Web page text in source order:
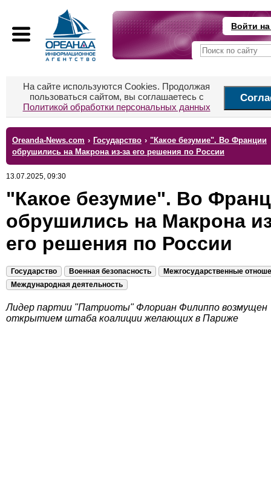
Войти
На сайте используются Cookies. Продолжая
пользоваться сайтом, вы соглашаетесь с
Политикой обработки персональных данных
Oreanda-News.com › Государство › "Какое безумие". Во Франции
обрушились на Макрона из-за его решения по России
13.07.2025, 09:30
"Какое безумие". Во
обрушились на Макрона
его решения по России
Государство Военная безопасность
Межгосударственные
Международная деятельность
Лидер партии "Патриоты" Флориан Филиппо возмущен
открытием штаба коалиции желающих в Париже